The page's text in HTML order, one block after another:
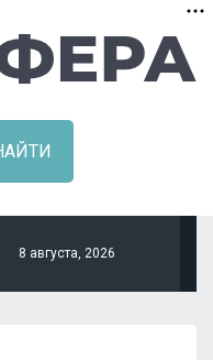
8 августа, 2026